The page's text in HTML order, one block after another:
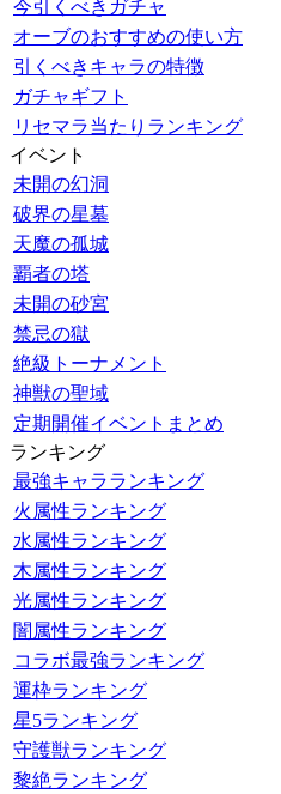
今引くべきガチャ
オーブのおすすめの使い方
引くべきキャラの特徴
ガチャギフト
リセマラ当たりランキング
イベント
未開の幻洞
破界の星墓
天魔の孤城
覇者の塔
未開の砂宮
禁忌の獄
絶級トーナメント
神獣の聖域
定期開催イベントまとめ
ランキング
最強キャラランキング
火属性ランキング
水属性ランキング
木属性ランキング
光属性ランキング
闇属性ランキング
コラボ最強ランキング
運枠ランキング
星5ランキング
守護獣ランキング
黎絶ランキング